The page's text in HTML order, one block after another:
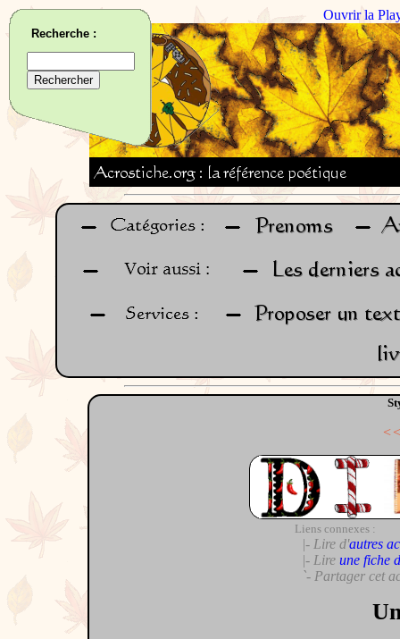
Ouvrir la
Liens connexes :
|- Lire d'autres
|- Lire une fiche
`- Partager cet
Recherche :